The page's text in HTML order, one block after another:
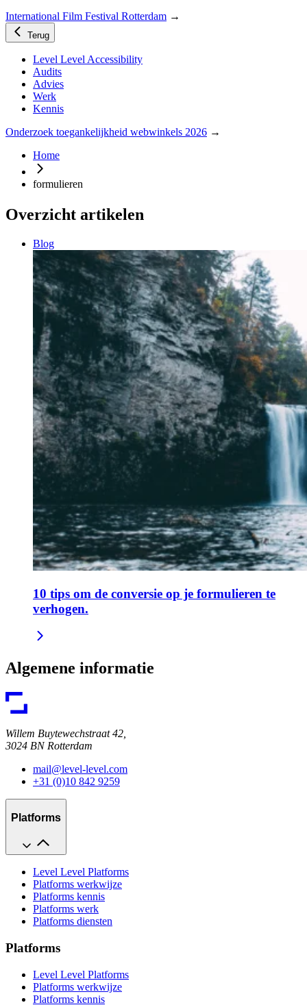
International Film Festival Rotterdam →
Terug
Level Level Accessibility
Audits
Advies
Werk
Kennis
Onderzoek toegankelijkheid webwinkels 2026 →
Home
formulieren
Overzicht artikelen
Blog
10 tips om de conversie op je formulieren te
verhogen.
Algemene informatie
Willem Buytewechstraat 42,
3024 BN Rotterdam
mail@level-level.com
+31 (0)10 842 9259
Platforms
Level Level Platforms
Platforms werkwijze
Platforms kennis
Platforms werk
Platforms diensten
Platforms
Level Level Platforms
Platforms werkwijze
Platforms kennis